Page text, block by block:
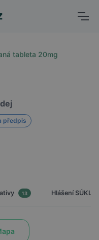
tableta 20mg
předpis
13 Hlášení SÚKL